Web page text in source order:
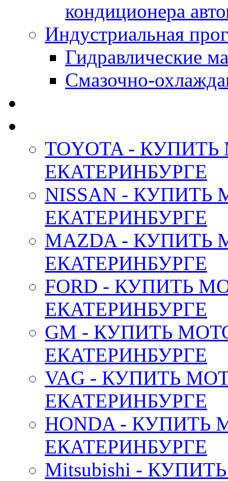
кондиционера
Индустриальная
Гидравлические
Смазочно-
TOYOTA -
ЕКАТЕРИНБУРГЕ
NISSAN -
ЕКАТЕРИНБУРГЕ
MAZDA -
ЕКАТЕРИНБУРГЕ
FORD - КУПИТЬ
ЕКАТЕРИНБУРГЕ
GM - КУПИТЬ
ЕКАТЕРИНБУРГЕ
VAG - КУПИТЬ
ЕКАТЕРИНБУРГЕ
HONDA -
ЕКАТЕРИНБУРГЕ
Mitsubishi -